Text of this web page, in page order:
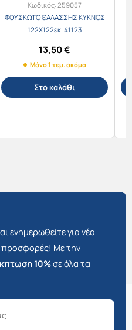
Κωδικός:259057
ΦΟΥΣΚΩΤΟ ΘΑΛΑΣΣΗΣ ΚΥΚΝΟΣ
122Χ122εκ. 41123
13,50€
Μόνο 1 τεμ. ακόμα
Στο καλάθι
ενημερωθείτε για νέα
προσφορές! Με την
10%σε όλα τα